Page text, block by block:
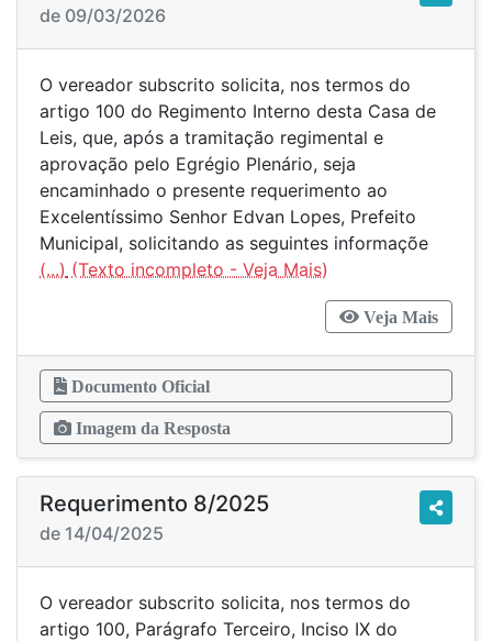
de 09/03/2026
O vereador subscrito solicita, nos termos do
artigo 100 do Regimento Interno desta Casa de
Leis, que, após a tramitação regimental e
aprovação pelo Egrégio Plenário, seja
encaminhado o presente requerimento ao
Excelentíssimo Senhor Edvan Lopes, Prefeito
Municipal, solicitando as seguintes informaçõe
(...)
Veja Mais
Documento Oficial
Imagem da Resposta
Requerimento 8/2025
de 14/04/2025
O vereador subscrito solicita, nos termos do
artigo 100, Parágrafo Terceiro, Inciso IX do